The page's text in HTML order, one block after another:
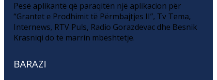
Pesë aplikantë që paraqitën një aplikacion për
“Grantet e Prodhimit të Përmbajtjes II”, Tv Tema,
Internews, RTV Puls, Radio Gorazdevac dhe Besnik
Krasniqi do të marrin mbështetje.
BARAZI